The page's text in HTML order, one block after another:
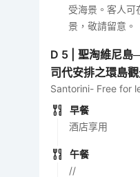
受海景。客人可
景，敬請留意。
D 5 |聖淘維尼島
司代安排之環島
Santorini- Free for
早餐
酒店享用
午餐
//